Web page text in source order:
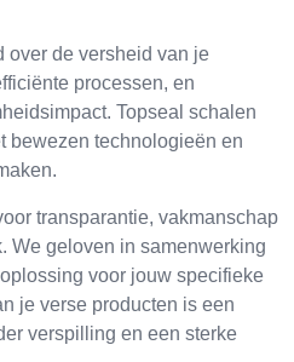
over de versheid van je
processen, en
Topseal schalen
bewezen technologieën en
transparantie, vakmanschap
We geloven in samenwerking
voor jouw specifieke
je verse producten is een
verspilling en een sterke